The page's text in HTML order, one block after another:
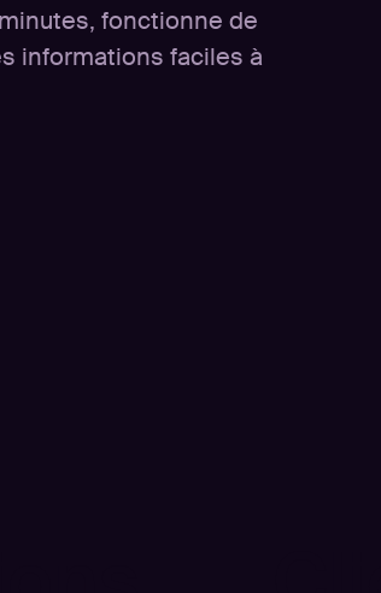
fonctionne de
informations faciles à